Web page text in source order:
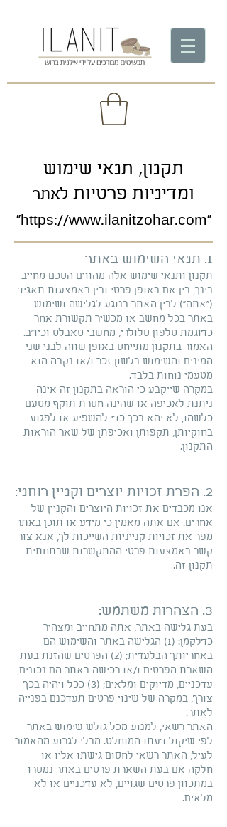
תקנון, תנאי שימוש
ומדיניות פרטיות לאתר
״https://www.ilanitzohar.com״
1. תנאי השימוש באתר
תקנון ותנאי שימוש אלה מהווים הסכם מחייב
בינך, בין אם באופן פרטי ובין באמצעות תאגיד
(״אתה״) לבין האתר בנוגע לגלישה ושימוש
באתר בכל מחשב או מכשיר תקשורת אחר
כדוגמת טלפון סלולרי, מחשבי טאבלט וכיו"ב.
האמור בתקנון מתייחס באופן שווה לבני שני
המינים והשימוש בלשון זכר ו/או נקבה הוא
מטעמי נוחות בלבד.
במקרה שייקבע כי הוראה בתקנון זה אינה
ניתנת לאכיפה או שהינה חסרת תוקף מטעם
כלשהו, לא יהא בכך כדי להשפיע או לפגוע
בחוקיותן, תקפותן ואכיפתן של שאר הוראות
התקנון.
2. הפרת זכויות יוצרים וקניין רוחני:
אנו מכבדים את זכויות היוצרים והקניין של
אחרים. אם אתה מאמין כי מידע או תוכן באתר
מפר את זכויות קנייניות השייכות לך, אנא צור
קשר באמצעות פרטי ההתקשרות שבתחתית
תקנון זה.
3. הצהרות משתמש:
בעת גלישה באתר, אתה מתחייב ומצהיר
כדלקמן: (1) הגלישה באתר והשימוש הם
באחריותך הבלעדית; (2) הפרטים שהזנת בעת
השארת הפרטים ו/או רכישה באתר הם נכונים,
עדכניים, מדיוקים ומלאים; (3) ככל ויהיה בכך
צורך, במקרה של שינוי פרטים תעדכנם בפנייה
לאתר.
האתר רשאי, למנוע מכל גולש שימוש באתר
לפי שיקול דעתו המוחלט. מבלי לגרוע מהאמור
לעיל, האתר רשאי לחסום גישתו אליו או
חלקה אם בעת השארת פרטים באתר נמסרו
במתכוון פרטים שגויים, לא עדכניים או לא
מלאים.